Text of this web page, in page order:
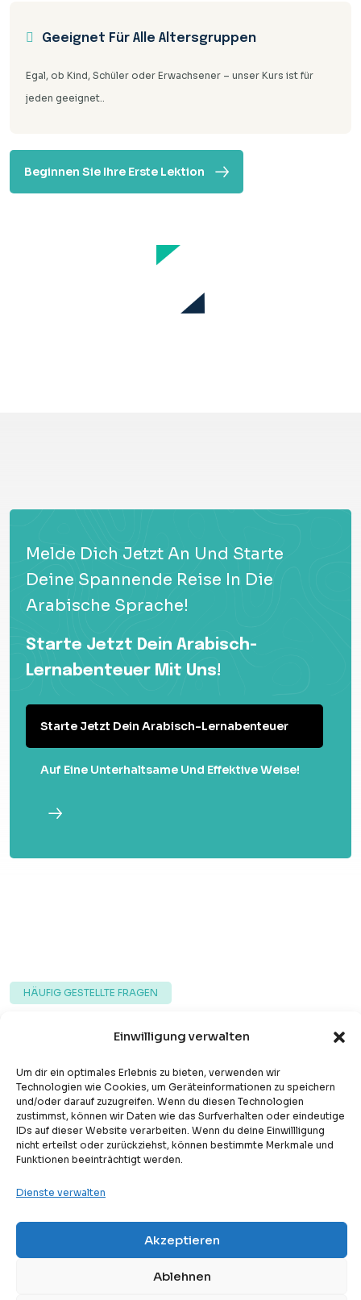
Einwilligung verwalten
Um dir ein optimales Erlebnis zu bieten, verwenden wir
Technologien wie Cookies, um Geräteinformationen zu speichern
und/oder darauf zuzugreifen. Wenn du diesen Technologien
zustimmst, können wir Daten wie das Surfverhalten oder eindeutige
IDs auf dieser Website verarbeiten. Wenn du deine Einwillligung
nicht erteilst oder zurückziehst, können bestimmte Merkmale und
Funktionen beeinträchtigt werden.
Dienste verwalten
Akzeptieren
Ablehnen
Geeignet Für Alle Altersgruppen
Egal, ob Kind, Schüler oder Erwachsener – unser Kurs ist für
jeden geeignet..
Beginnen Sie Ihre Erste Lektion
Melde Dich Jetzt An Und Starte
Deine Spannende Reise In Die
Arabische Sprache!
Starte Jetzt Dein Arabisch-
Lernabenteuer Mit Uns!
Starte Jetzt Dein Arabisch-Lernabenteuer
Auf Eine Unterhaltsame Und Effektive Weise!
HÄUFIG GESTELLTE FRAGEN
Hier Versuchen Wir, Die Häufig
Kurs Zu Beantworten.
Dieser Kurs richtet sich an Anfänger in Bremen , die
Arabisch von Grund auf lernen möchten.
Kostenlose Probestunde